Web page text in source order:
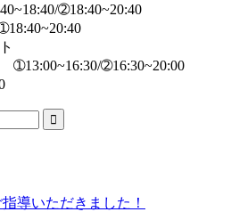
➁18:40~20:40
➁16:30~20:00
導いただきました！